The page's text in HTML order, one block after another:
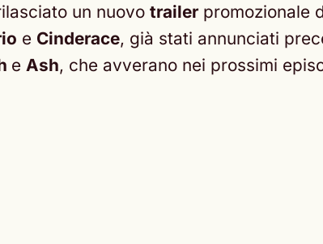
un nuovo trailer promozionale
e Cinderace, già stati annunciati
e Ash, che avverano nei prossimi